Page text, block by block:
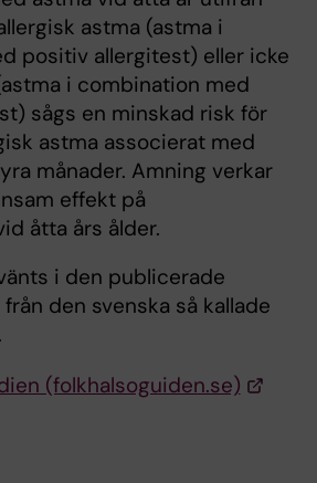
astma (astma i
positiv allergitest) eller icke
i combination med
sågs en minskad risk för
astma associerat med
månader. Amning verkar
effekt på
åtta års ålder.
i den publicerade
den svenska så kallade
(folkhalsoguiden.se)